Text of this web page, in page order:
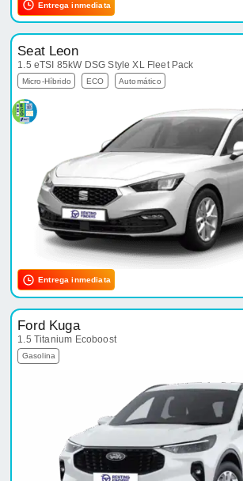
Entrega inmediata
Seat Leon
1.5 eTSI 85kW DSG Style XL Fleet Pack
Micro-Híbrido ECO Automático
Entrega inmediata
Ford Kuga
1.5 Titanium Ecoboost
Gasolina